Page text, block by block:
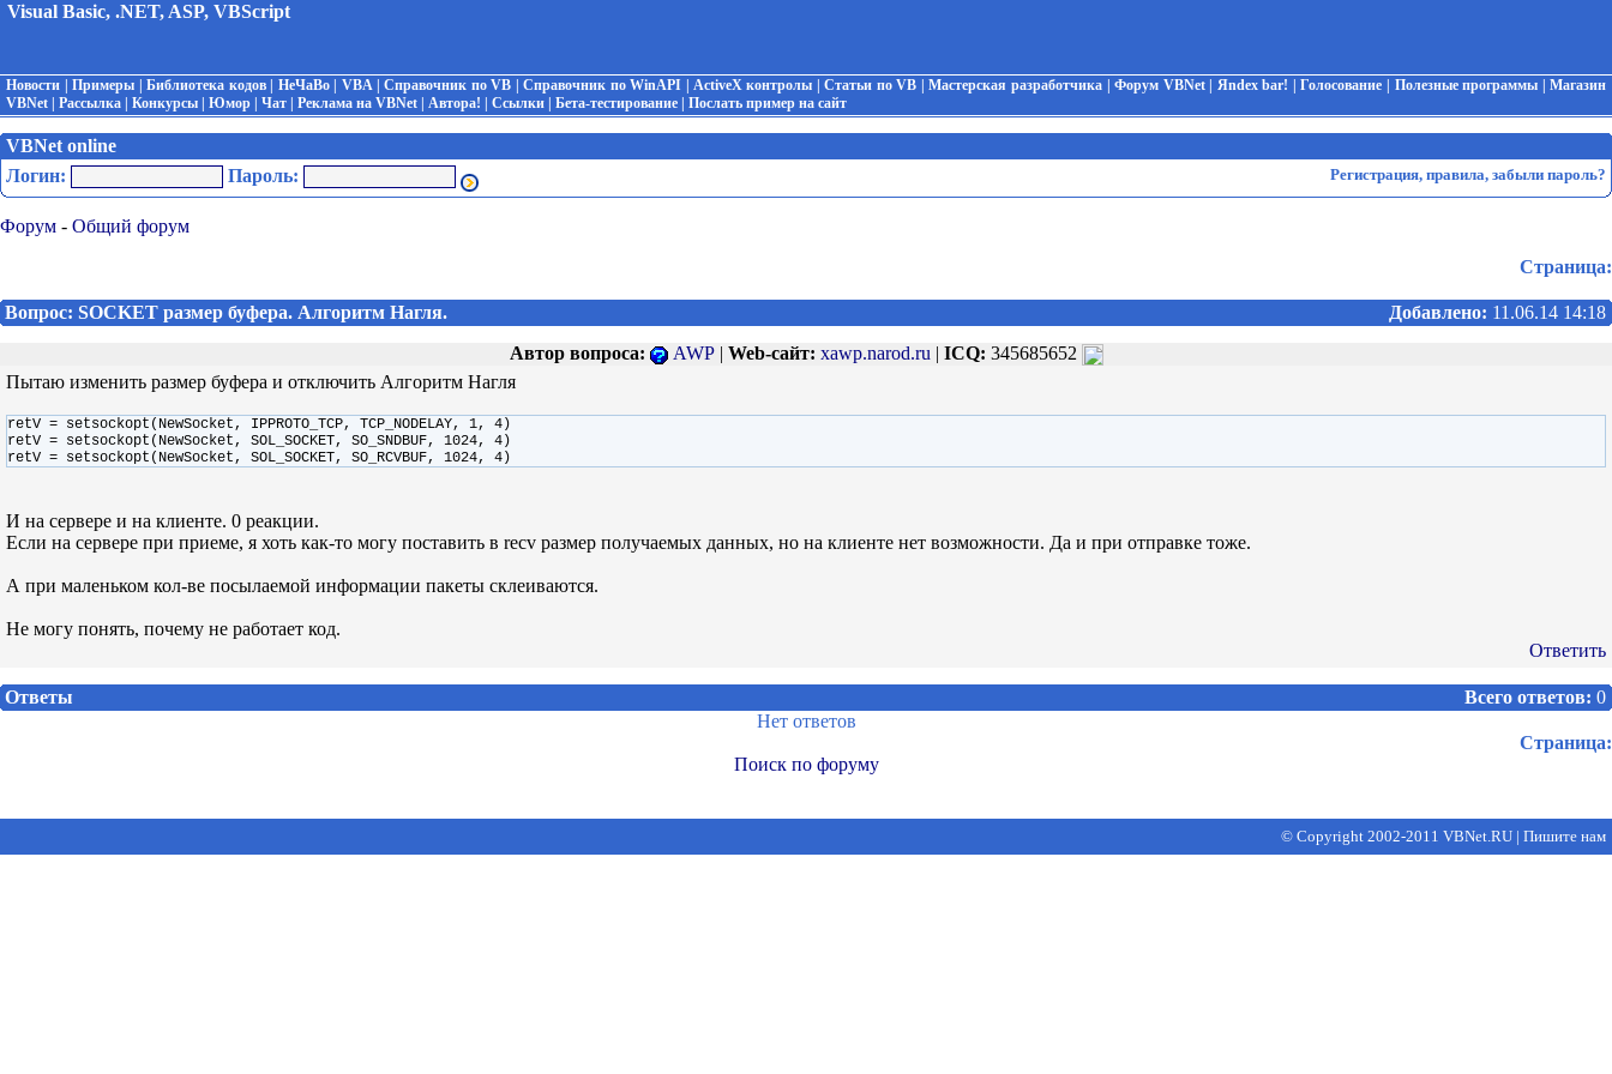
Visual Basic, .NET, ASP, VBScript
Новости |Примеры |Библиотека кодов| НеЧаВо| VBA|Справочник по VB |Справочник по WinAPI ActiveX контролы |Статьи по VB |Мастерская разработчика |Форум VBNet| Яndex bar! |Голосование Полезные программы |Магазин
VBNet
Рассылка Конкурсы Юмор Чат Реклама на VBNet Автора! Ссылки Бета-тестирование Послать пример на сайт
VBNet online
Логин:
Пароль: Регистрация, правила, забыли пароль?
Форум - Общий форум
Страница:
Вопрос: SOCKET размер буфера. Алгоритм Нагля. Добавлено: 11.06.14 14:18
Автор вопроса:
AWP| Web-сайт: xawp.narod.ru | ICQ: 345685652
Пытаю изменить размер буфера и отключить Алгоритм Нагля
retV = setsockopt(NewSocket, IPPROTO_TCP, TCP_NODELAY, 1, 4)
retV = setsockopt(NewSocket, SOL_SOCKET, SO_SNDBUF, 1024, 4)
retV = setsockopt(NewSocket, SOL_SOCKET, SO_RCVBUF, 1024, 4)
И на сервере и на клиенте. 0 реакции.
Если на сервере при приеме, я хоть как-то могу поставить в recv размер получаемых данных, но на клиенте нет возможности. Да и при отправке тоже.
А при маленьком кол-ве посылаемой информации пакеты склеиваются.
Не могу понять, почему не работает код.
Ответить
Ответы Всего ответов: 0
Нет ответов
Страница:
Поиск по форуму
© Copyright 2002-2011 VBNet.RU | Пишите нам